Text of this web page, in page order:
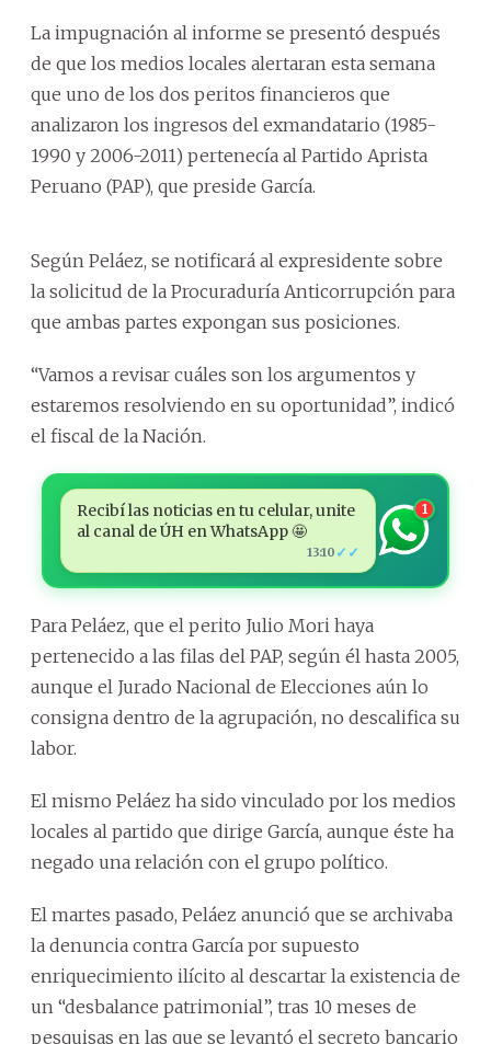
La impugnación al informe se presentó después
de que los medios locales alertaran esta semana
que uno de los dos peritos financieros que
analizaron los ingresos del exmandatario (1985-
1990 y 2006-2011) pertenecía al Partido Aprista
Peruano (PAP), que preside García.
Según Peláez, se notificará al expresidente sobre
la solicitud de la Procuraduría Anticorrupción para
que ambas partes expongan sus posiciones.
“Vamos a revisar cuáles son los argumentos y
estaremos resolviendo en su oportunidad”, indicó
el fiscal de la Nación.
Recibí las noticias en tu celular, unite
al canal de ÚH en WhatsApp 🤩
13:10 ✓✓
1
Para Peláez, que el perito Julio Mori haya
pertenecido a las filas del PAP, según él hasta 2005,
aunque el Jurado Nacional de Elecciones aún lo
consigna dentro de la agrupación, no descalifica su
labor.
El mismo Peláez ha sido vinculado por los medios
locales al partido que dirige García, aunque éste ha
negado una relación con el grupo político.
El martes pasado, Peláez anunció que se archivaba
la denuncia contra García por supuesto
enriquecimiento ilícito al descartar la existencia de
un “desbalance patrimonial”, tras 10 meses de
pesquisas en las que se levantó el secreto bancario